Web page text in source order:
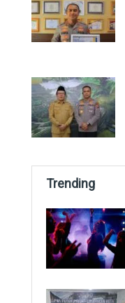
Trending